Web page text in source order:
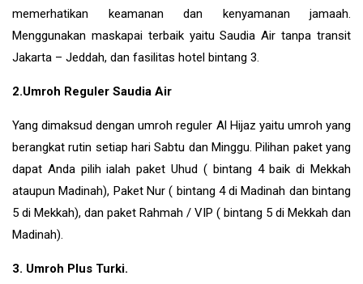
memerhatikan keamanan dan kenyamanan jamaah.
Menggunakan maskapai terbaik yaitu Saudia Air tanpa transit
Jakarta – Jeddah, dan fasilitas hotel bintang 3.
2.Umroh Reguler Saudia Air
Yang dimaksud dengan umroh reguler Al Hijaz yaitu umroh yang
berangkat rutin setiap hari Sabtu dan Minggu. Pilihan paket yang
dapat Anda pilih ialah paket Uhud ( bintang 4 baik di Mekkah
ataupun Madinah), Paket Nur ( bintang 4 di Madinah dan bintang
5 di Mekkah), dan paket Rahmah / VIP ( bintang 5 di Mekkah dan
Madinah).
3. Umroh Plus Turki.